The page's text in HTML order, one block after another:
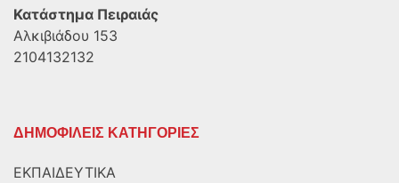
Κατάστημα Πειραιάς
Αλκιβιάδου 153
2104132132
ΔΗΜΟΦΙΛΕΙΣ ΚΑΤΗΓΟΡΙΕΣ
ΕΚΠΑΙΔΕΥΤΙΚΑ